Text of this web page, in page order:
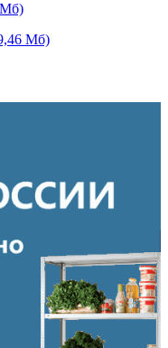
Мб)
Мб)